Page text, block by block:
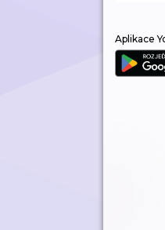
Aplikace